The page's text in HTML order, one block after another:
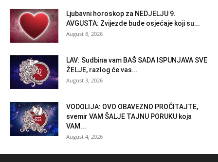
Ljubavni horoskop za NEDJELJU 9.
AVGUSTA: Zvijezde bude osjećaje koji su...
August 8, 2026
LAV: Sudbina vam BAŠ SADA ISPUNJAVA SVE
ŽELJE, razlog će vas...
August 3, 2026
VODOLIJA: OVO OBAVEZNO PROČITAJTE,
svemir VAM ŠALJE TAJNU PORUKU koja
VAM...
August 4, 2026